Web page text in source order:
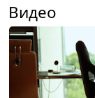
Видео